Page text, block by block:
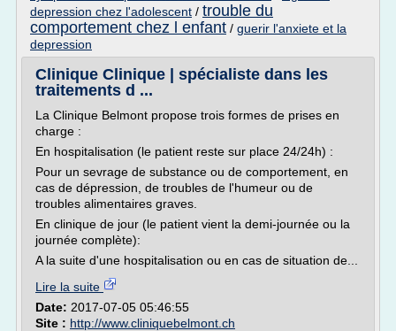
depression chez l'adolescent / trouble du
comportement chez l enfant / guerir l'anxiete et la
depression
Clinique Clinique | spécialiste dans les
traitements d ...
La Clinique Belmont propose trois formes de prises en
charge :
En hospitalisation (le patient reste sur place 24/24h) :
Pour un sevrage de substance ou de comportement, en
cas de dépression, de troubles de l'humeur ou de
troubles alimentaires graves.
En clinique de jour (le patient vient la demi-journée ou la
journée complète):
A la suite d'une hospitalisation ou en cas de situation de...
Lire la suite
Date: 2017-07-05 05:46:55
Site : http://www.cliniquebelmont.ch